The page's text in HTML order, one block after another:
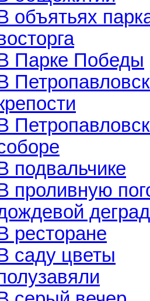
объятьях
Парке Победы
подвальчике
проливную
ресторане
саду цветы